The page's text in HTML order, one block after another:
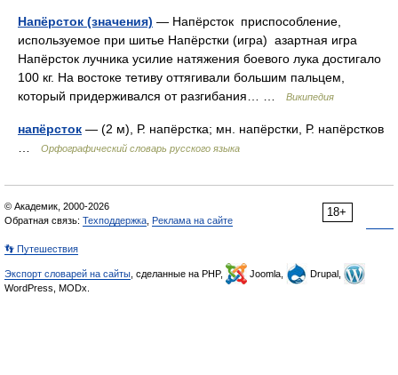
Напёрсток (значения) — Напёрсток приспособление,
используемое при шитье Напёрстки (игра) азартная игра
Напёрсток лучника усилие натяжения боевого лука достигало
100 кг. На востоке тетиву оттягивали большим пальцем,
который придерживался от разгибания… …
Википедия
напёрсток — (2 м), Р. напёрстка; мн. напёрстки, Р. напёрстков
Орфографический словарь русского языка
18+
© Академик, 2000-2026
Обратная связь: Техподдержка Реклама на сайте
👣 Путешествия
Экспорт словарей на сайты , сделанные на PHP, Joomla,
Drupal,
WordPress, MODx.